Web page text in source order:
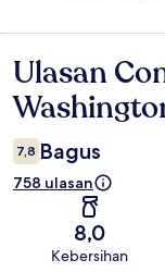
Ulasan
Ulasan
7,8 Bagus
758 ulasan
8,0
Kebersihan